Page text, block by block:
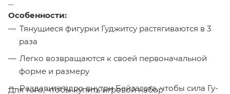
Особенности:
Тянущиеся фигурки Гуджитсу растягиваются в 3
раза
Легко возвращаются к своей первоначальной
форме и размеру
Раздавите ядро внутри Бейзагота, чтобы сила Гу-
Для того, чтобы купить игровой набор